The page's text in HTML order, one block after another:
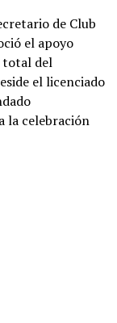
de Club
el apoyo
total del
el licenciado
la celebración